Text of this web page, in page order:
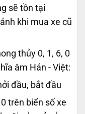
sẽ tồn tại
khi mua xe cũ
thủy 0, 1, 6, 0
âm Hán - Việt:
đầu, bắt đầu
trên biển số xe